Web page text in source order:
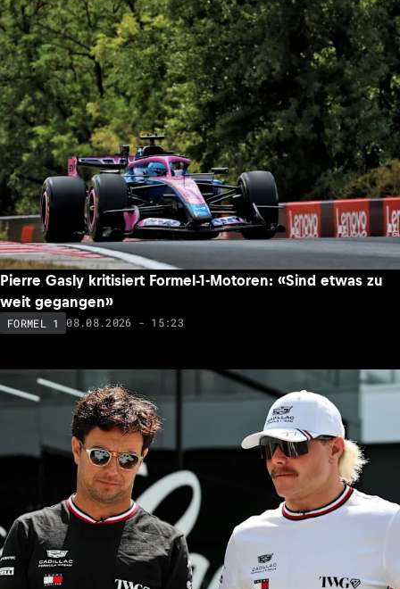
Pierre Gasly kritisiert Formel-1-Motoren: «Sind etwas zu
weit gegangen»
FORMEL 1 08.08.2026 - 15:23